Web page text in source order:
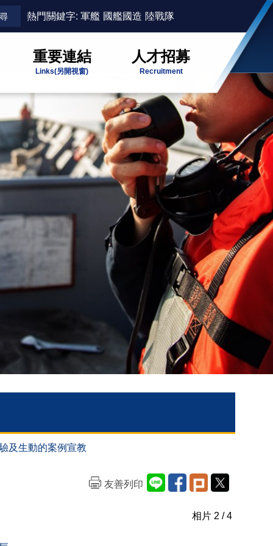
熱門關鍵字: 軍艦 國艦國造 陸戰隊
重要連結
Links(另開視窗)
人才招募
Recruitment
及生動的案例宣教
友善列印
相片 2 / 4